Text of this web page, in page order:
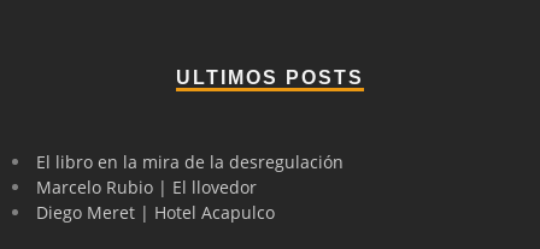
ULTIMOS POSTS
El libro en la mira de la desregulación
Marcelo Rubio | El llovedor
Diego Meret | Hotel Acapulco